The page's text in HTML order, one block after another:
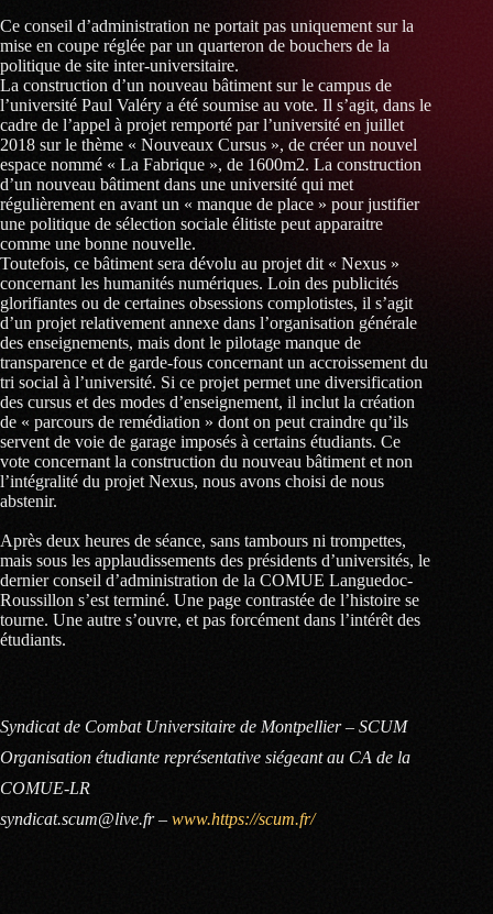
Ce conseil d’administration ne portait pas uniquement sur la
mise en coupe réglée par un quarteron de bouchers de la
politique de site inter-universitaire.
La construction d’un nouveau bâtiment sur le campus de
l’université Paul Valéry a été soumise au vote. Il s’agit, dans le
cadre de l’appel à projet remporté par l’université en juillet
2018 sur le thème « Nouveaux Cursus », de créer un nouvel
espace nommé « La Fabrique », de 1600m2. La construction
d’un nouveau bâtiment dans une université qui met
régulièrement en avant un « manque de place » pour justifier
une politique de sélection sociale élitiste peut apparaitre
comme une bonne nouvelle.
Toutefois, ce bâtiment sera dévolu au projet dit « Nexus »
concernant les humanités numériques. Loin des publicités
glorifiantes ou de certaines obsessions complotistes, il s’agit
d’un projet relativement annexe dans l’organisation générale
des enseignements, mais dont le pilotage manque de
transparence et de garde-fous concernant un accroissement du
tri social à l’université. Si ce projet permet une diversification
des cursus et des modes d’enseignement, il inclut la création
de « parcours de remédiation » dont on peut craindre qu’ils
servent de voie de garage imposés à certains étudiants. Ce
vote concernant la construction du nouveau bâtiment et non
l’intégralité du projet Nexus, nous avons choisi de nous
abstenir.
Après deux heures de séance, sans tambours ni trompettes,
mais sous les applaudissements des présidents d’universités, le
dernier conseil d’administration de la COMUE Languedoc-
Roussillon s’est terminé. Une page contrastée de l’histoire se
tourne. Une autre s’ouvre, et pas forcément dans l’intérêt des
étudiants.
Syndicat de Combat Universitaire de Montpellier – SCUM
Organisation étudiante représentative siégeant au CA de la
COMUE-LR
syndicat.scum@live.fr –www.https://scum.fr/